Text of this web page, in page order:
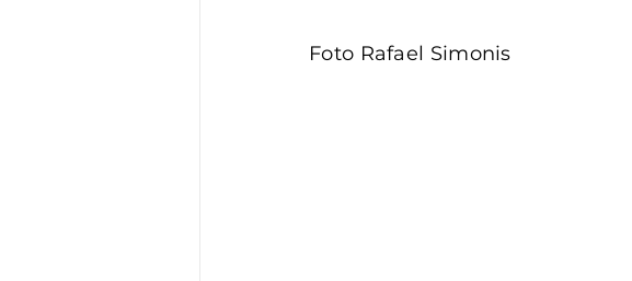
Foto Rafael Simonis